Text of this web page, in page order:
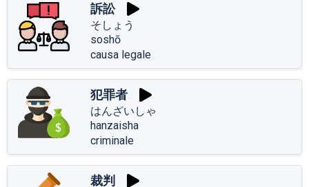
訴訟
そしょう
soshō
causa legale
犯罪者
はんざいしゃ
hanzaisha
criminale
裁判